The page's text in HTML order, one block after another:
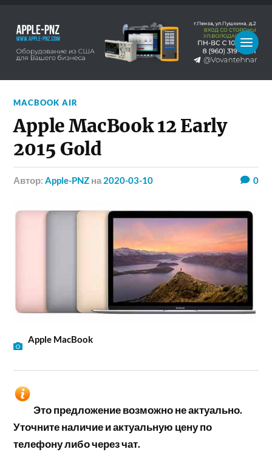
MACBOOK AIR
Apple MacBook 12 Early
2015 Gold
Автор:Apple-PNZ на 2020-03-10 0
Apple MacBook
Это предложение возможно не актуально.
Уточните наличие и актуальную цену по
телефону либо через чат.